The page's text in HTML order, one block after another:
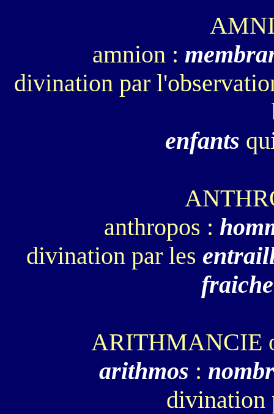
amnion :
divination par
enfants
anthropos :
divination par les
ARITHMANCIE
arithmos :
divination